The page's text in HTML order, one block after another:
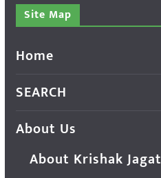
Site Map
Home
SEARCH
About Us
About Krishak Jagat